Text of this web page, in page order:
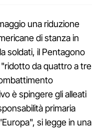
una riduzione
di stanza in
soldati, il Pentagono
da quattro a tre
è spingere gli alleati
primaria
si legge in una